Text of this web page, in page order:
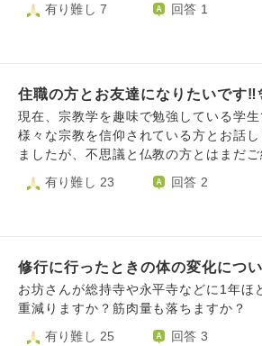
るサイトはないでしょうか。 もしご存
有り難し 7 回答 1
住職の方とお友達になりたいです
現在、宗教学を趣味で勉強している学
様々な宗教を信仰されている方とお話
ましたが、不思議と仏教の方とはまだご
た😭💦 ​知識として学ぶだけでなく、実
職の方の生のお声を聞いたり、考え方
ただけないでしょうか🤔‼️
有り難し 23 回答 2
修行に行ったときの体の変化につ
お坊さんが総持寺や永平寺などに1年ほ
重減りますか？筋肉量も落ちますか？
有り難し 25
回答 3